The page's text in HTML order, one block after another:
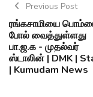
Previous Post
ரங்கசாமியை
போல் வைத்துள்ளது
பா.ஜ.க - முதல்வர்
ஸ்டாலின் | DMK |
| Kumudam News